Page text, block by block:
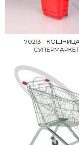
70213 -
СУПЕРМАРКЕТ